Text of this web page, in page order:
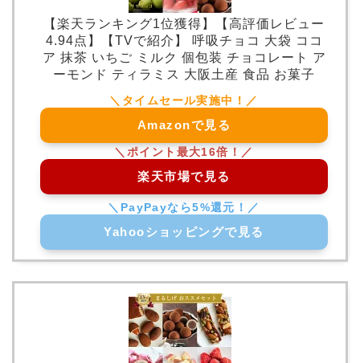
【楽天ランキング1位獲得】【高評価レビュー
4.94点】【TVで紹介】 呼吸チョコ 大袋 ココ
ア 抹茶 いちご ミルク 個包装 チョコレート ア
ーモンド ティラミス 大阪土産 食品 お菓子
Amazonで見る
楽天市場で見る
Yahooショッピングで見る